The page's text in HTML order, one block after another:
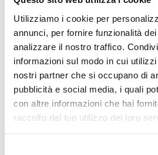
Utilizziamo i cookie per
annunci, per fornire funzionalità
analizzare il nostro traffico.
informazioni sul modo in cui
nostri partner che si occupano di
pubblicità e social media, i quali
con altre informazioni che hai
raccolto dal tuo utilizzo dei loro